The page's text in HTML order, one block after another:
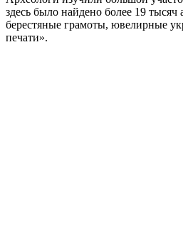
здесь было найдено более 19 тысяч
берестяные грамоты, ювелирные
печати».